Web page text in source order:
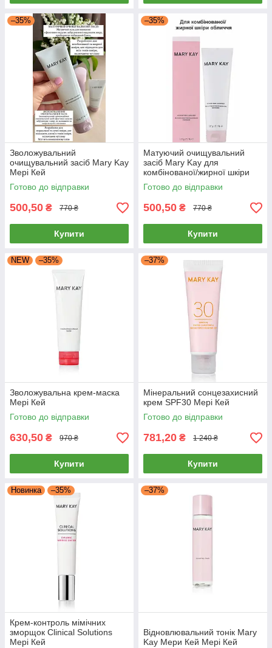
–35%
Зволожувальний
очищувальний засіб Mary Kay
Мері Кей
Готово до відправки
500,50 ₴ 770 ₴
Купити
–35%
Матуючий очищувальний
засіб Mary Kay для
комбінованої/жирної шкіри
Готово до відправки
500,50 ₴ 770 ₴
Купити
NEW –35%
Зволожувальна крем-маска
Мері Кей
Готово до відправки
630,50 ₴ 970 ₴
Купити
–37%
Мінеральний сонцезахисний
крем SPF30 Мері Кей
Готово до відправки
781,20 ₴ 1 240 ₴
Купити
Новинка –35%
Крем-контроль мімічних
зморщок Clinical Solutions
Мері Кей
–37%
Відновлювальний тонік Mary
Kay Мери Кей Мері Кей